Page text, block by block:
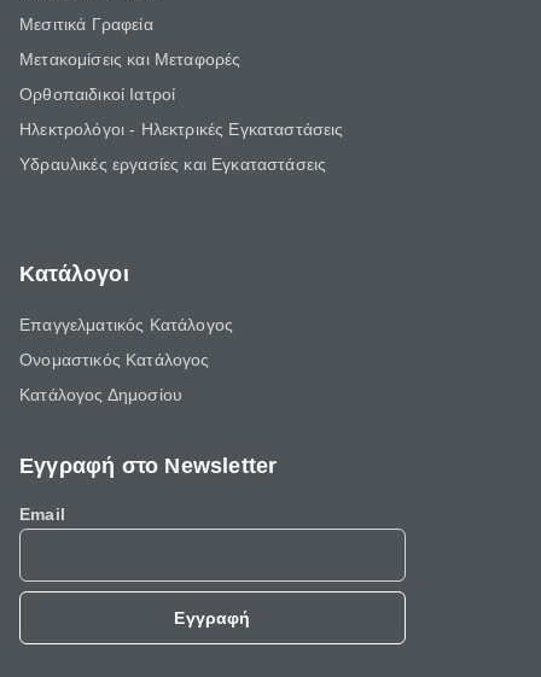
Μεσιτικά Γραφεία
Μετακομίσεις και Μεταφορές
Ορθοπαιδικοί Ιατροί
Ηλεκτρολόγοι - Ηλεκτρικές Εγκαταστάσεις
Υδραυλικές εργασίες και Εγκαταστάσεις
Κατάλογοι
Επαγγελματικός Κατάλογος
Ονομαστικός Κατάλογος
Κατάλογος Δημοσίου
Εγγραφή στο Newsletter
Email
Εγγραφή